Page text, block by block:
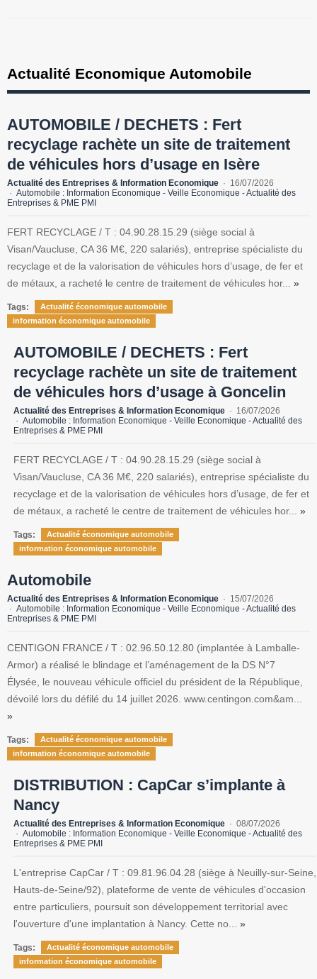
Actualité Economique Automobile
AUTOMOBILE / DECHETS : Fert
recyclage rachète un site de traitement
de véhicules hors d’usage en Isère
Actualité des Entreprises & Information Economique
16/07/2026
Automobile : Information Economique - Veille Economique - Actualité des
Entreprises & PME PMI
FERT RECYCLAGE / T : 04.90.28.15.29 (siège social à
Visan/Vaucluse, CA 36 M€, 220 salariés), entreprise spécialiste du
recyclage et de la valorisation de véhicules hors d’usage, de fer et
de métaux, a racheté le centre de traitement de véhicules hor... »
Tags:
Actualité économique automobile
information économique automobile
AUTOMOBILE / DECHETS : Fert
recyclage rachète un site de traitement
de véhicules hors d’usage à Goncelin
Actualité des Entreprises & Information Economique
16/07/2026
Automobile : Information Economique - Veille Economique - Actualité des
Entreprises & PME PMI
FERT RECYCLAGE / T : 04.90.28.15.29 (siège social à
Visan/Vaucluse, CA 36 M€, 220 salariés), entreprise spécialiste du
recyclage et de la valorisation de véhicules hors d’usage, de fer et
de métaux, a racheté le centre de traitement de véhicules hor... »
Tags:
Actualité économique automobile
information économique automobile
Automobile
Actualité des Entreprises & Information Economique
15/07/2026
Automobile : Information Economique - Veille Economique - Actualité des
Entreprises & PME PMI
CENTIGON FRANCE / T : 02.96.50.12.80 (implantée à Lamballe-
Armor) a réalisé le blindage et l’aménagement de la DS N°7
Élysée, le nouveau véhicule officiel du président de la République,
dévoilé lors du défilé du 14 juillet 2026. www.centingon.com&am...
»
Tags:
Actualité économique automobile
information économique automobile
DISTRIBUTION : CapCar s’implante à
Nancy
Actualité des Entreprises & Information Economique
08/07/2026
Automobile : Information Economique - Veille Economique - Actualité des
Entreprises & PME PMI
L'entreprise CapCar / T : 09.81.96.04.28 (siège à Neuilly-sur-Seine,
Hauts-de-Seine/92), plateforme de vente de véhicules d'occasion
entre particuliers, poursuit son développement territorial avec
l'ouverture d'une implantation à Nancy. Cette no... »
Tags:
Actualité économique automobile
information économique automobile